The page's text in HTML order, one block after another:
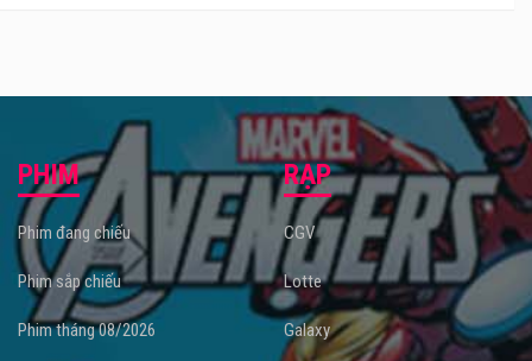
Thông tin gửi xe:Quý khách vào Platinum Long Biên
có thể gửi xe tại tầng hầm B1 và chú ý đi thang phía
trong, đối diện cửa hầm để lên thẳng Rạp ở tầng 5.
PHIM
Phim đang chiếu
Phim sắp chiếu
Phim tháng 08/2026
RẠP
CGV
Lotte
Galaxy